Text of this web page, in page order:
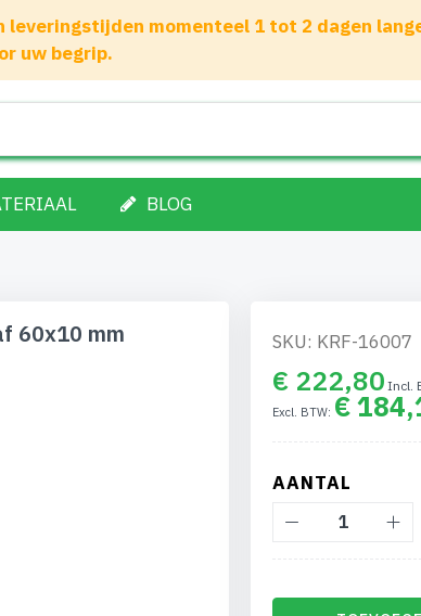
leveringstijden momenteel 1 tot 2 dagen
uw begrip.
BLOG
60x10 mm SKU: KRF-16007
€ 222,80
€
AANTAL